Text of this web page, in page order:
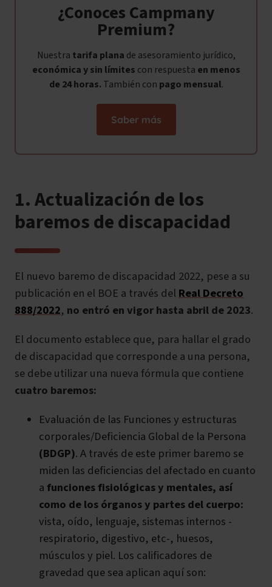
¿Conoces Campmany
Premium?
Nuestra tarifa plana de asesoramiento jurídico,
económica y sin límites con respuesta en menos
de 24 horas. También con pago mensual.
Saber más
1. Actualización de los
baremos de discapacidad
El nuevo baremo de discapacidad 2022, pese a su
publicación en el BOE a través delReal Decreto
888/2022, no entró en vigor hasta abril de 2023.
El documento establece que, para hallar el grado
de discapacidad que corresponde a una persona,
se debe utilizar una nueva fórmula que contiene
cuatro baremos:
Evaluación de las Funciones y estructuras
corporales/Deficiencia Global de la Persona
(BDGP). A través de este primer baremo se
miden las deficiencias del afectado en cuanto
afunciones fisiológicas y mentales, así
como de los órganos y partes del cuerpo:
vista, oído, lenguaje, sistemas internos -
respiratorio, digestivo, etc-, huesos,
músculos y piel. Los calificadores de
gravedad que sea aplican aquí son: